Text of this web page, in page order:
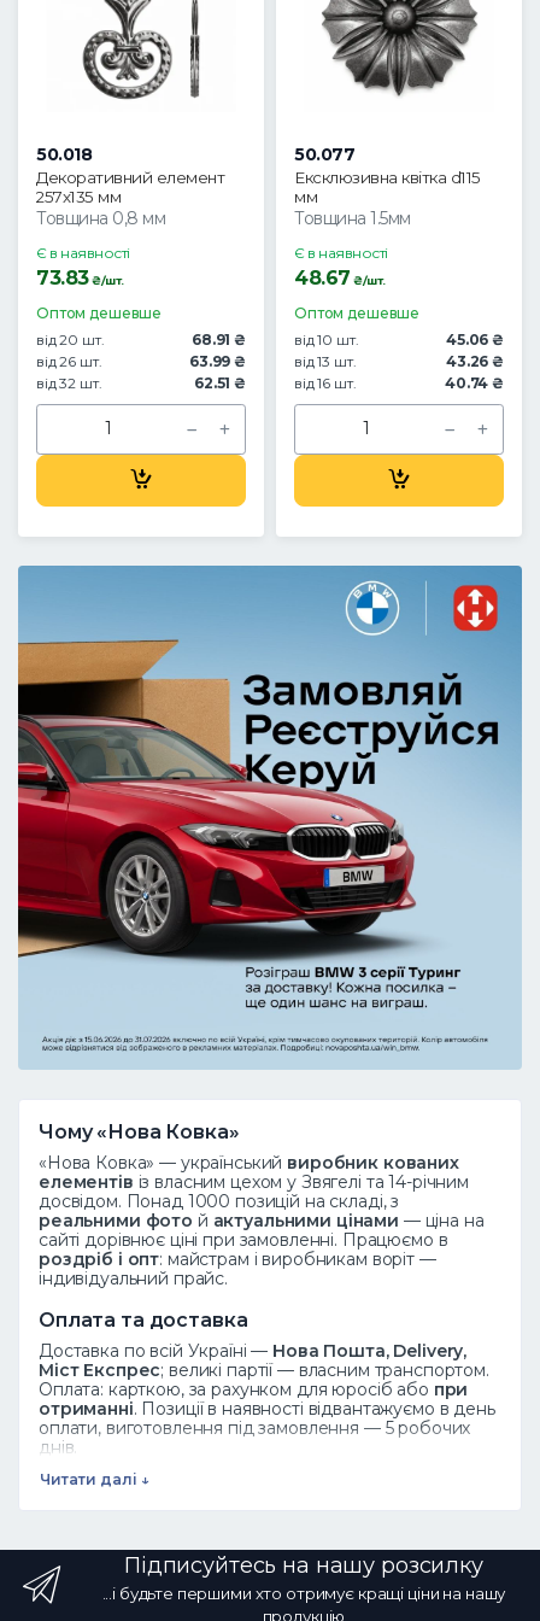
50.018
Декоративний елемент
257х135 мм
Товщина 0,8 мм
Є в наявності
73.83₴/шт.
Оптом дешевше
від 20 шт.
68.91 ₴
від 26 шт.
63.99 ₴
від 32 шт.
62.51 ₴
50.077
Ексклюзивна квітка d115
мм
Товщина 1.5мм
Є в наявності
48.67 ₴/шт.
Оптом дешевше
від 10 шт.
45.06 ₴
від 13 шт.
43.26 ₴
від 16 шт.
40.74 ₴
Чому «Нова Ковка»
«Нова Ковка» — український виробник кованих
елементів із власним цехом у Звягелі та 14-річним
досвідом. Понад 1000 позицій на складі, з
реальними фото й актуальними цінами — ціна на
сайті дорівнює ціні при замовленні. Працюємо в
роздріб і опт: майстрам і виробникам воріт —
індивідуальний прайс.
Оплата та доставка
Доставка по всій Україні — Нова Пошта, Delivery,
Міст Експрес; великі партії — власним транспортом.
Оплата: карткою, за рахунком для юросіб або при
отриманні. Позиції в наявності відвантажуємо в день
оплати, виготовлення під замовлення — 5 робочих
днів.
Дивіться також
Часті запитання
Як замовити?
Додайте товар у кошик або
Читати далі ↓
Підписуйтесь на нашу розсилку
...і будьте першими хто отримує кращі ціни на нашу
продукцію